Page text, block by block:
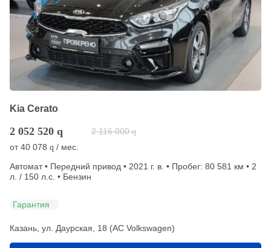
Kia Cerato
2 052 520 q 2 116 000 q
от40 078 q / мес.
Автомат • Передний привод • 2021 г. в. • Пробег: 80 581 км • 2
л. / 150 л.с. • Бензин
Гарантия
Казань, ул. Даурская, 18 (АС Volkswagen)